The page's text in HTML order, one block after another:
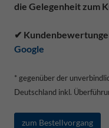
die Gelegenheit zum
✔
Google
* gegenüber der
Deutschland inkl.
zum Bestellvorgang